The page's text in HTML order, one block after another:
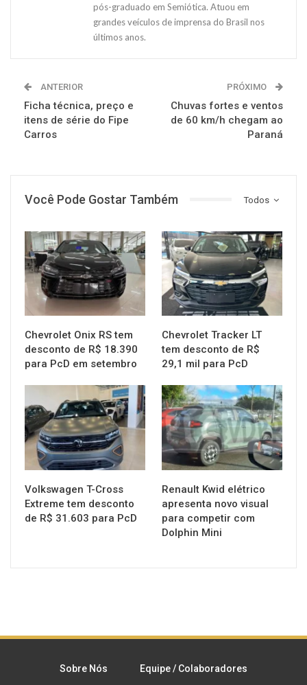
pós-graduado em Semiótica. Atuou em
grandes veículos de imprensa do Brasil nos
últimos anos.
ANTERIOR
Ficha técnica, preço e
itens de série do Fipe
Carros
PRÓXIMO
Chuvas fortes e ventos
de 60 km/h chegam ao
Paraná
Todos
Você Pode Gostar Também
MUNDO AUTOMOTIVO
Chevrolet Onix RS tem
desconto de R$ 18.390
para PcD em setembro
MUNDO AUTOMOTIVO
Chevrolet Tracker LT
tem desconto de R$
29,1 mil para PcD
MUNDO AUTOMOTIVO
Volkswagen T-Cross
Extreme tem desconto
de R$ 31.603 para PcD
MUNDO AUTOMOTIVO
Renault Kwid elétrico
apresenta novo visual
para competir com
Dolphin Mini
Sobre Nós Equipe / Colaboradores